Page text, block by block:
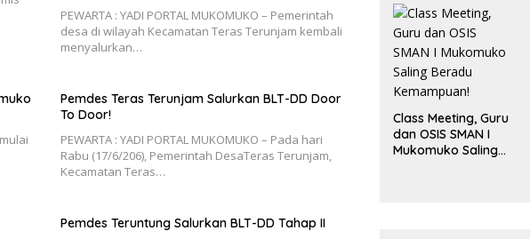
PEWARTA : YADI PORTAL MUKOMUKO – Pemerintah
desa di wilayah Kecamatan Teras Terunjam kembali
menyalurkan…
Pemdes Teras Terunjam Salurkan BLT-DD Door
To Door!
PEWARTA : YADI PORTAL MUKOMUKO – Pada hari
Rabu (17/6/206), Pemerintah DesaTeras Terunjam,
Kecamatan Teras…
Pemdes Teruntung Salurkan BLT-DD Tahap II
Class Meeting, Guru
dan OSIS SMAN I
Mukomuko Saling